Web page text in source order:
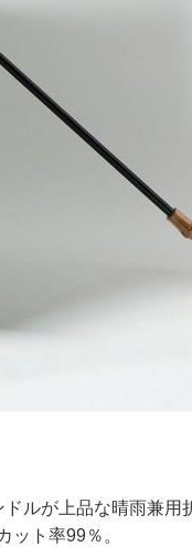
ルが上品な晴雨兼用
ット率99％。